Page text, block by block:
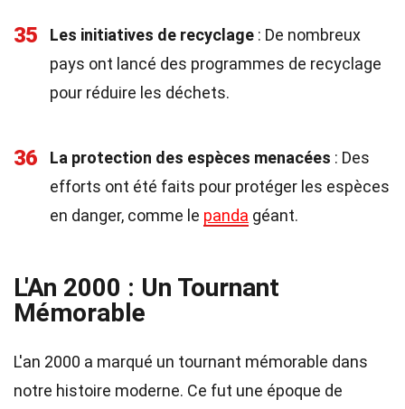
35 Les initiatives de recyclage : De nombreux
pays ont lancé des programmes de recyclage
pour réduire les déchets.
36 La protection des espèces menacées : Des
efforts ont été faits pour protéger les espèces
en danger, comme le panda géant.
L'An 2000 : Un Tournant
Mémorable
L'an 2000 a marqué un tournant mémorable dans
notre histoire moderne. Ce fut une époque de